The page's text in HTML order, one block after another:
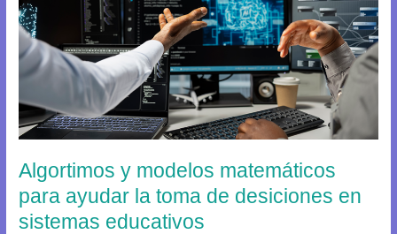
Algortimos y modelos matemáticos
para ayudar la toma de desiciones en
sistemas educativos
modelos
matemáticos
para
ayudar
toma
de
desiciones
en
sistemas
educativos